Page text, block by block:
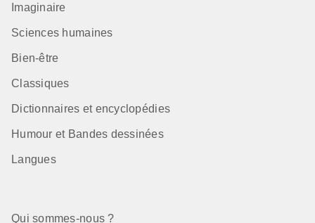
Imaginaire
Sciences humaines
Bien-être
Classiques
Dictionnaires et encyclopédies
Humour et Bandes dessinées
Langues
Qui sommes-nous ?